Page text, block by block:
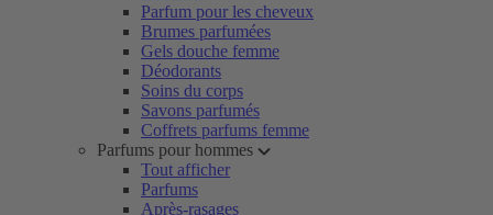
Parfum pour les cheveux
Brumes parfumées
Gels douche femme
Déodorants
Soins du corps
Savons parfumés
Coffrets parfums femme
Parfums pour hommes
Tout afficher
Parfums
Après-rasages